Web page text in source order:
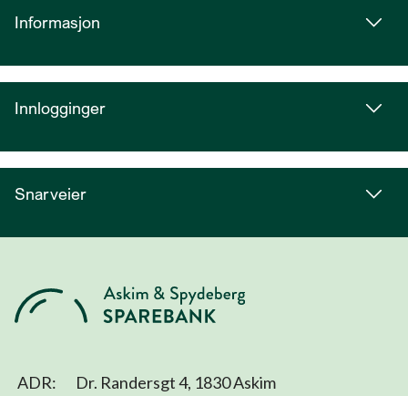
Informasjon
Innlogginger
Snarveier
ADR: Dr. Randersgt 4, 1830 Askim